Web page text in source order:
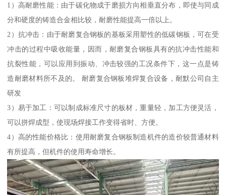
1）高耐磨性能：由于碳化物成于磨损方向相垂直分布，即使与同成
分和硬度的铸造合金相比较，耐磨性能提高一倍以上。
2）抗冲击：由于耐磨复合钢板的基板采用塑性的低碳钢板，可在受
冲击的过程中吸收能量，因而，耐磨复合钢板具有的抗冲击性能和
抗裂性能，可以应用到振动、冲击较强的工况条件下，这一点是铸
造耐磨材料所不及的。 耐磨复合钢板堆焊复合设备，耐默公司自主
研发
3）易于加工：可以制成标准尺寸的板材，重量轻，加工方便灵活，
可以拼焊成型，使现场焊接工作变得省时、方便。
4）高的性能价格比：使用耐磨复合钢板制造机件的造价较普通材料
有所提高，但机件的使用寿命增长。